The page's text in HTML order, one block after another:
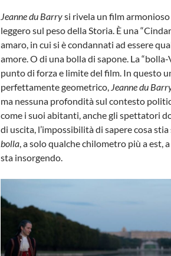
Jeanne du Barrysi rivela un film
leggero sul peso della Storia. È una
amaro, in cui si è condannati ad essere
amore. O di una bolla di sapone. La
punto di forza e limite del film. In questo
perfettamente geometrico, Jeanne du
ma nessuna profondità sul contesto
come i suoi abitanti, anche gli spettatori
di uscita, l’impossibilità di sapere cosa
bolla, a solo qualche chilometro più a est,
sta insorgendo.